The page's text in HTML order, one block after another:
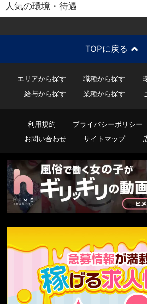
人気の環境・待遇
TOPに戻る
エリアから探す 職種から探す
給与から探す
業種から探す
利用規約 プライバシーポリシー
お問い合わせ
サイトマップ